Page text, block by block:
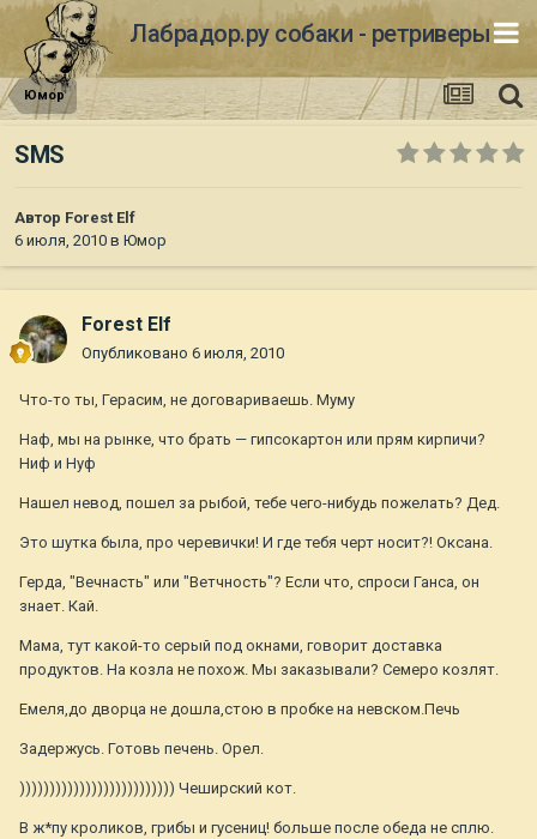
Лабрадор.ру собаки - ретриверы
Юмор
SMS
Автор Forest Elf
6 июля, 2010 в Юмор
Forest Elf
Опубликовано 6 июля, 2010
Что-то ты, Герасим, не договариваешь. Муму
Наф, мы на рынке, что брать — гипсокартон или прям кирпичи?
Ниф и Нуф
Нашел невод, пошел за рыбой, тебе чего-нибудь пожелать? Дед.
Это шутка была, про черевички! И где тебя черт носит?! Оксана.
Герда, "Вечнасть" или "Ветчность"? Если что, спроси Ганса, он
знает. Кай.
Мама, тут какой-то серый под окнами, говорит доставка
продуктов. На козла не похож. Мы заказывали? Семеро козлят.
Емеля,до дворца не дошла,стою в пробке на невском.Печь
Задержусь. Готовь печень. Орел.
)))))))))))))))))))))))))) Чеширский кот.
В ж*пу кроликов, грибы и гусениц! больше после обеда не сплю.